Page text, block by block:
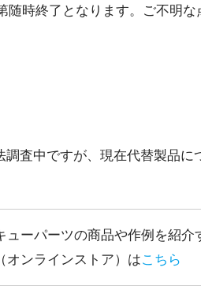
時終了となります。ご不明な
査中ですが、現在代替製品に
ーパーツの商品や作例を紹介
オンラインストア）はこちら